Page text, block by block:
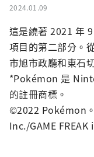
2024.01.09
這是繞著 2021 年
項目的第二部分。
市旭市政廳和東石
*Pokémon 是
的註冊商標。
©2022 Pokémon
Inc./GAME FREAK